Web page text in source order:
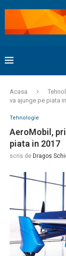
Acasa
va ajunge pe piata
Tehnologie
AeroMobil,
piata in 2017
scris de Dragos